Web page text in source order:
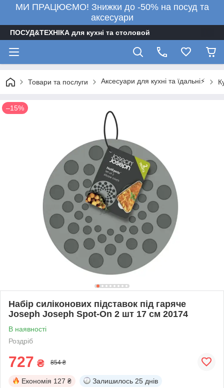
МИ ПРАЦЮЄМО! Знижки до -50% на посуд та
аксесуари
ПОСУД&ТЕХНІКА для кухні та столовой
Товари та послуги Аксесуари для кухні та їдальні⚡
–15%
Набір силіконових підставок під гаряче
Joseph Joseph Spot-On 2 шт 17 см 20174
В наявності
Роздріб
727 ₴ 854 ₴
Економія 127 ₴ Залишилось 25 днів